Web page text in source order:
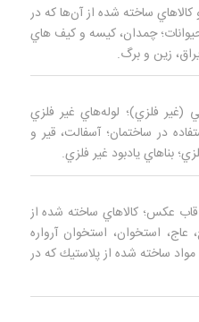
و كالاهاي ساخته شده از آن‌ها كه در
چمدان، كيسه و كيف‌ هاي
زين و برگ.
(غير فلزي)؛ لوله‌هاي غير فلزي
در ساختمان؛ آسفالت، قير و
بناهاي يادبود غير فلزي.
و قاب عكس؛ كالاهاي ساخته شده از
استخوان، استخوان آرواره
ساخته شده از پلاستيك كه در